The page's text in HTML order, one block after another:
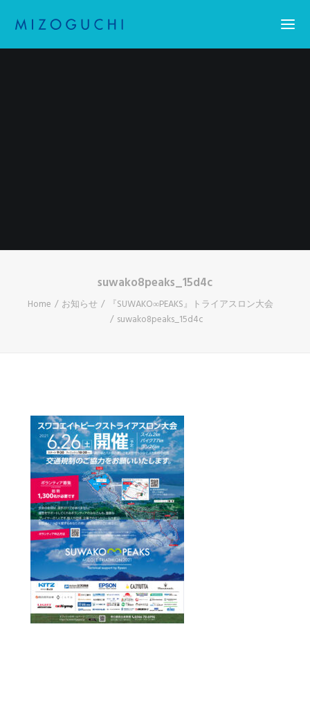
suwako8peaks_15d4c
Home お知らせ
『SUWAKO∞PEAKS』トライアスロン大会
suwako8peaks_15d4c